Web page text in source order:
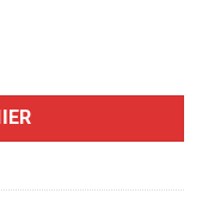
+ PIEDS ROUGE